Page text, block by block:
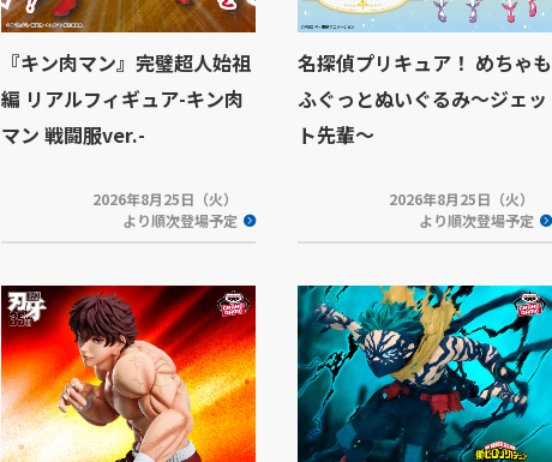
『キン肉マン』完璧超人始祖
編 リアルフィギュア-キン肉
マン 戦闘服ver.-
2026年8月25日（火）
より順次登場予定
名探偵プリキュア！ めちゃも
ふぐっとぬいぐるみ～ジェッ
ト先輩～
2026年8月25日（火）
より順次登場予定